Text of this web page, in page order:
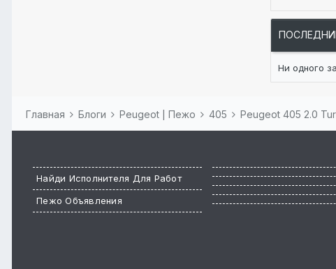
Ни одного
Главная Блоги Peugeot | Пежо 405 Peugeot 405 2.0
Найди Исполнителя Для Работ
Пежо Объявления